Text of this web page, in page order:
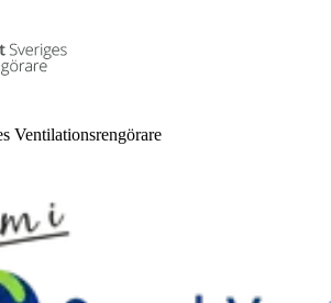
Ventilationsrengörare